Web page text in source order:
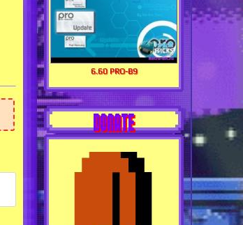
6.60 PRO-B9
DONATE